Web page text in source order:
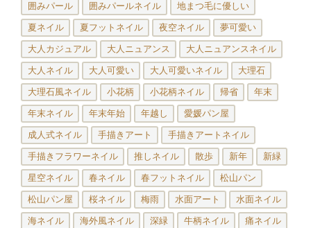
囲みパール 囲みパールネイル 地まつ毛に優しい
夏ネイル 夏フットネイル 夜空ネイル 夢可愛い
大人カジュアル 大人ニュアンス 大人ニュアンスネイル
大人ネイル 大人可愛い 大人可愛いネイル 大理石
大理石風ネイル 小花柄 小花柄ネイル 帰省 年末
年末ネイル 年末年始 年越し 愛媛パン屋
成人式ネイル 手描きアート 手描きアートネイル
手描きフラワーネイル 推しネイル 散歩 新年 新緑
星空ネイル 春ネイル 春フットネイル 松山パン
松山パン屋 桜ネイル 梅雨 水面アート 水面ネイル
海ネイル 海外風ネイル 深緑 牛柄ネイル 痛ネイル